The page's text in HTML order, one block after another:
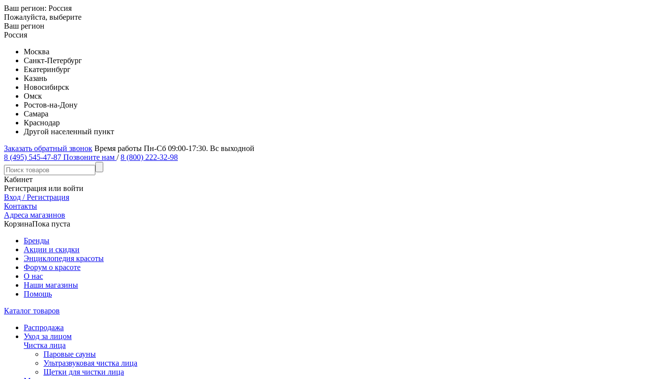
Ваш регион: Россия
Пожалуйста, выберите
Ваш регион
Россия
Москва
Санкт-Петербург
Екатеринбург
Казань
Новосибирск
Омск
Ростов-на-Дону
Самара
Краснодар
Другой населенный пункт
Заказать обратный звонок Время работы Пн-Сб 09:00-17:30. Вс выходной
8 (495) 545-47-87 Позвоните нам / 8 (800) 222-32-98
Кабинет
Регистрация или войти
Вход / Регистрация
Контакты
Адреса магазинов
КорзинаПока пуста
Бренды
Акции и скидки
Энциклопедия красоты
Форум о красоте
О нас
Наши магазины
Помощь
Каталог товаров
Распродажа
Уход за лицом
Чистка лица
Паровые сауны
Ультразвуковая чистка лица
Щетки для чистки лица